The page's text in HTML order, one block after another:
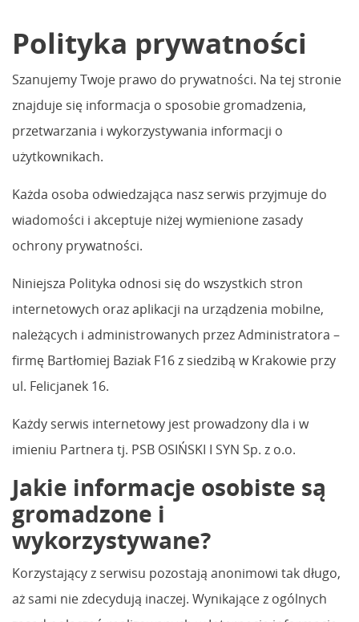
Polityka prywatności
Szanujemy Twoje prawo do prywatności. Na tej stronie
znajduje się informacja o sposobie gromadzenia,
przetwarzania i wykorzystywania informacji o
użytkownikach.
Każda osoba odwiedzająca nasz serwis przyjmuje do
wiadomości i akceptuje niżej wymienione zasady
ochrony prywatności.
Niniejsza Polityka odnosi się do wszystkich stron
internetowych oraz aplikacji na urządzenia mobilne,
należących i administrowanych przez Administratora –
firmę Bartłomiej Baziak F16 z siedzibą w Krakowie przy
ul. Felicjanek 16.
Każdy serwis internetowy jest prowadzony dla i w
imieniu Partnera tj. PSB OSIŃSKI I SYN Sp. z o.o.
Jakie informacje osobiste są
gromadzone i
wykorzystywane?
Korzystający z serwisu pozostają anonimowi tak długo,
aż sami nie zdecydują inaczej. Wynikające z ogólnych